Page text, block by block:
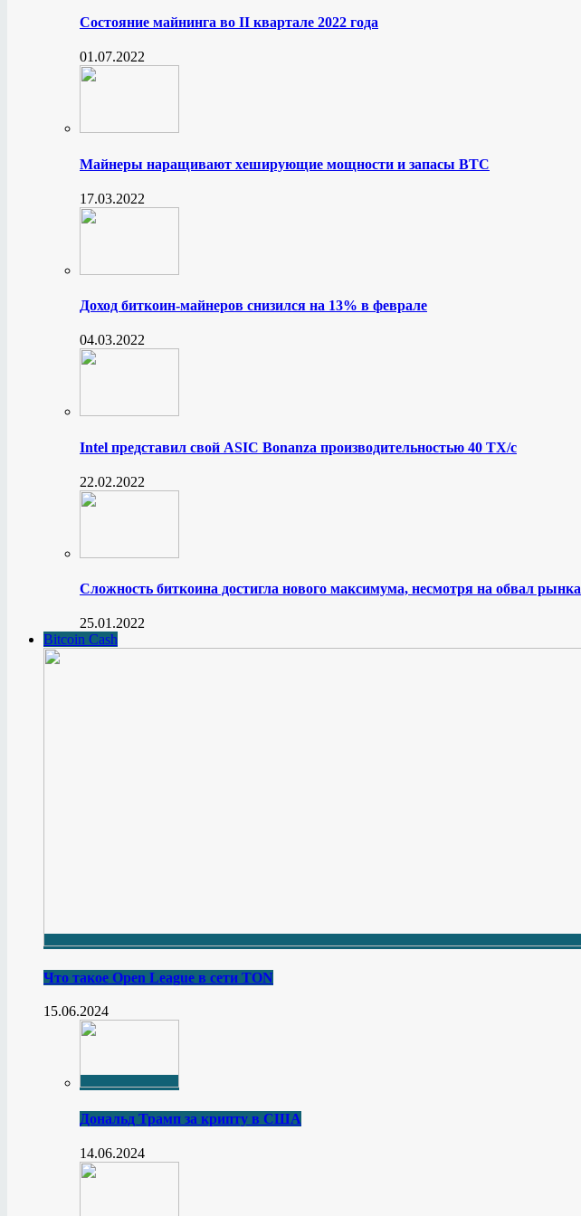
Состояние майнинга во II квартале 2022 года
01.07.2022
Майнеры наращивают хеширующие мощности и запасы BTC
17.03.2022
Доход биткоин-майнеров снизился на 13% в феврале
04.03.2022
Intel представил свой ASIC Bonanza производительностью 40 ТХ/с
22.02.2022
Сложность биткоина достигла нового максимума, несмотря на обвал рынка
25.01.2022
Bitcoin Cash
Что такое Open League в сети TON
15.06.2024
Дональд Трамп за крипту в США
14.06.2024